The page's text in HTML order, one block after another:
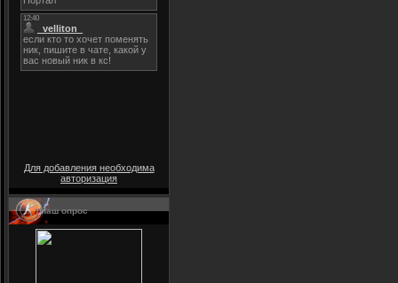
Для добавления необходима
авторизация
Наш опрос